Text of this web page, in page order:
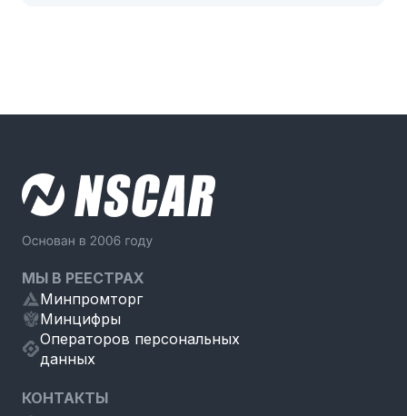
МЫ В РЕЕСТРАХ
Минпромторг
Минцифры
Операторов персональных
данных
КОНТАКТЫ